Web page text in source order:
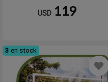
USD 119
3 en stock